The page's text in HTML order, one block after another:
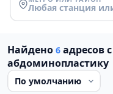
Любая станция
Найдено 6 адресов
абдоминопластику
Проверено